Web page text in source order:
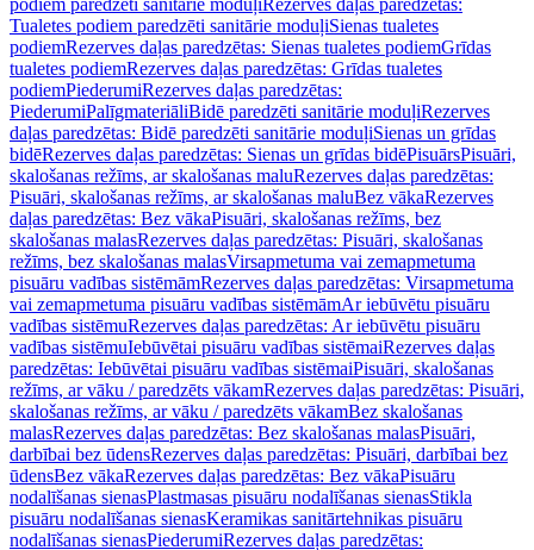
podiem paredzēti sanitārie moduļiRezerves daļas paredzētas:
Tualetes podiem paredzēti sanitārie moduļiSienas tualetes
podiemRezerves daļas paredzētas: Sienas tualetes podiemGrīdas
tualetes podiemRezerves daļas paredzētas: Grīdas tualetes
podiemPiederumiRezerves daļas paredzētas:
PiederumiPalīgmateriāliBidē paredzēti sanitārie moduļiRezerves
daļas paredzētas: Bidē paredzēti sanitārie moduļiSienas un grīdas
bidēRezerves daļas paredzētas: Sienas un grīdas bidēPisuārsPisuāri,
skalošanas režīms, ar skalošanas maluRezerves daļas paredzētas:
Pisuāri, skalošanas režīms, ar skalošanas maluBez vākaRezerves
daļas paredzētas: Bez vākaPisuāri, skalošanas režīms, bez
skalošanas malasRezerves daļas paredzētas: Pisuāri, skalošanas
režīms, bez skalošanas malasVirsapmetuma vai zemapmetuma
pisuāru vadības sistēmāmRezerves daļas paredzētas: Virsapmetuma
vai zemapmetuma pisuāru vadības sistēmāmAr iebūvētu pisuāru
vadības sistēmuRezerves daļas paredzētas: Ar iebūvētu pisuāru
vadības sistēmuIebūvētai pisuāru vadības sistēmaiRezerves daļas
paredzētas: Iebūvētai pisuāru vadības sistēmaiPisuāri, skalošanas
režīms, ar vāku / paredzēts vākamRezerves daļas paredzētas: Pisuāri,
skalošanas režīms, ar vāku / paredzēts vākamBez skalošanas
malasRezerves daļas paredzētas: Bez skalošanas malasPisuāri,
darbībai bez ūdensRezerves daļas paredzētas: Pisuāri, darbībai bez
ūdensBez vākaRezerves daļas paredzētas: Bez vākaPisuāru
nodalīšanas sienasPlastmasas pisuāru nodalīšanas sienasStikla
pisuāru nodalīšanas sienasKeramikas sanitārtehnikas pisuāru
nodalīšanas sienasPiederumiRezerves daļas paredzētas: